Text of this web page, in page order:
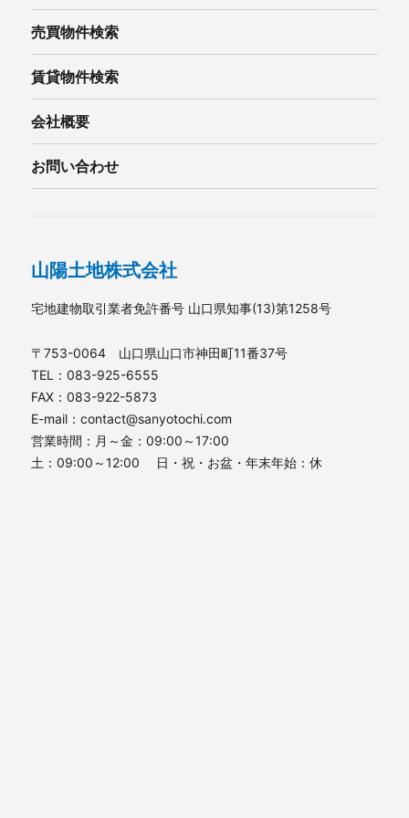
売買物件検索
賃貸物件検索
会社概要
お問い合わせ
山陽土地株式会社
宅地建物取引業者免許番号 山口県知事(13)第1258号
〒753-0064 山口県山口市神田町11番37号
TEL：083-925-6555
FAX：083-922-5873
E-mail：contact@sanyotochi.com
営業時間：月～金：09:00～17:00
土：09:00～12:00 日・祝・お盆・年末年始：休